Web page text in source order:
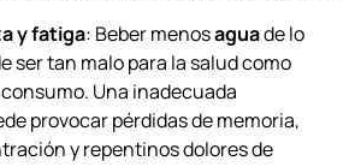
y fatiga: Beber menosaguade lo
ser tan malo para la salud como
Una inadecuada
provocar pérdidas de memoria,
y repentinos dolores de